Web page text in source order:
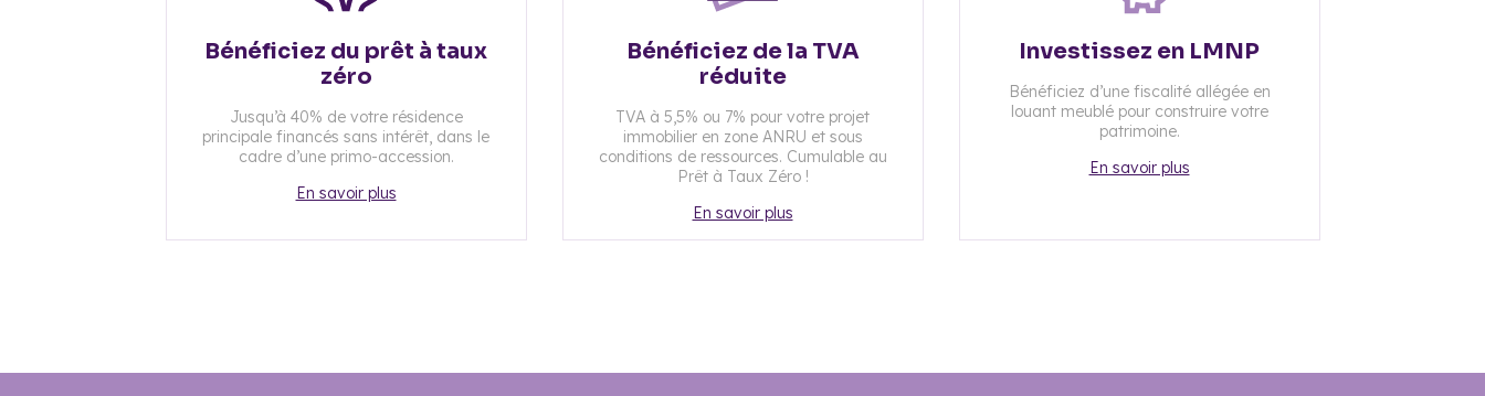
Bénéficiez du prêt à taux
zéro
Jusqu’à 40% de votre résidence
principale financés sans intérêt, dans le
cadre d’une primo-accession.
En savoir plus
Bénéficiez de la TVA
réduite
TVA à 5,5% ou 7% pour votre projet
immobilier en zone ANRU et sous
conditions de ressources. Cumulable au
Prêt à Taux Zéro !
En savoir plus
Investissez en LMNP
Bénéficiez d’une fiscalité allégée en
louant meublé pour construire votre
patrimoine.
En savoir plus